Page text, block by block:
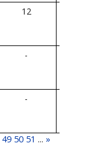
12
-
-
49 50 51 ... »